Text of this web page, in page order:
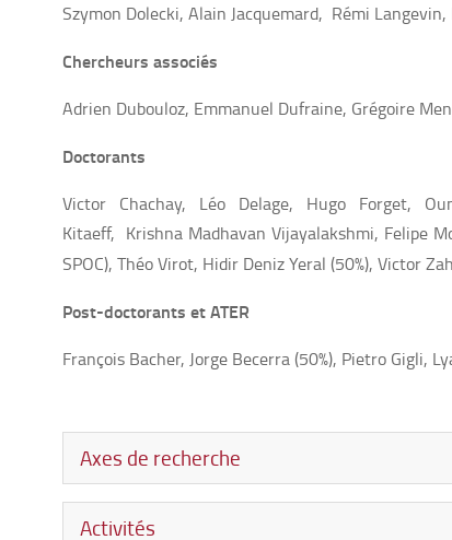
Szymon Dolecki, Alain Jacquemard, Rémi
Chercheurs associés
Adrien Dubouloz, Emmanuel Dufraine, Grégoire
Doctorants
Victor Chachay, Léo Delage, Hugo Forget,
Kitaeff, Krishna Madhavan Vijayalakshmi, Felipe
SPOC), Théo Virot, Hidir Deniz Yeral (50%), Victor
Post-doctorants et ATER
François Bacher, Jorge Becerra (50%), Pietro Gigli,
Axes de recherche
Activités